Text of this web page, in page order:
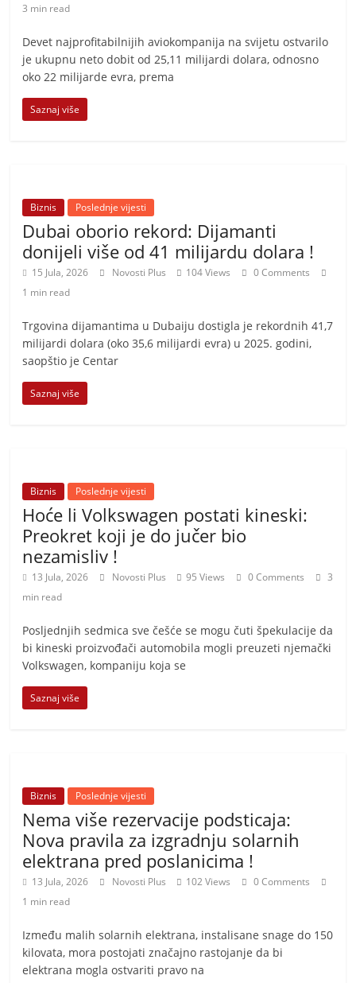
3 min read
Devet najprofitabilnijih aviokompanija na svijetu ostvarilo
je ukupnu neto dobit od 25,11 milijardi dolara, odnosno
oko 22 milijarde evra, prema
Saznaj više
Biznis Poslednje vijesti
Dubai oborio rekord: Dijamanti
donijeli više od 41 milijardu dolara !
15 Jula, 2026 Novosti Plus 104 Views
0 Comments
1 min read
Trgovina dijamantima u Dubaiju dostigla je rekordnih 41,7
milijardi dolara (oko 35,6 milijardi evra) u 2025. godini,
saopštio je Centar
Saznaj više
Biznis Poslednje vijesti
Hoće li Volkswagen postati kineski:
Preokret koji je do jučer bio
nezamisliv !
13 Jula, 2026 Novosti Plus 95 Views 0 Comments
3
min read
Posljednjih sedmica sve češće se mogu čuti špekulacije da
bi kineski proizvođači automobila mogli preuzeti njemački
Volkswagen, kompaniju koja se
Saznaj više
Biznis Poslednje vijesti
Nema više rezervacije podsticaja:
Nova pravila za izgradnju solarnih
elektrana pred poslanicima !
13 Jula, 2026 Novosti Plus 102 Views
0 Comments
1 min read
Između malih solarnih elektrana, instalisane snage do 150
kilovata, mora postojati značajno rastojanje da bi
elektrana mogla ostvariti pravo na